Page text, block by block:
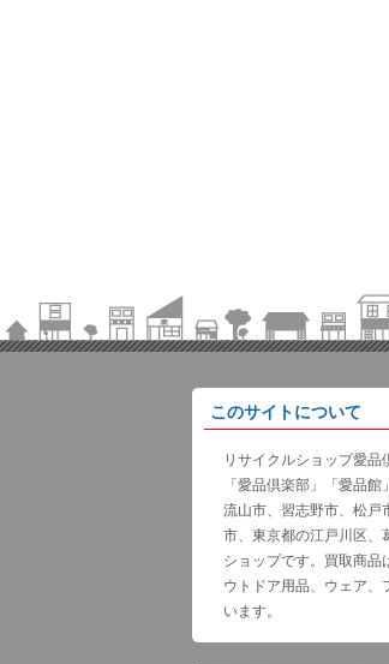
このサイトについて
リサイクルショップ愛品
「愛品倶楽部」「愛品
流山市、習志野市、松戸
市、東京都の江戸川区、
ショップです。買取商品
ウトドア用品、ウェア、
います。